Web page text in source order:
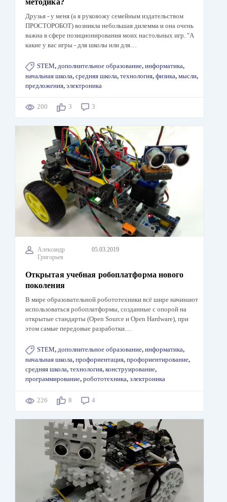
методика?
Друзья - у меня (а я руковожу семейным издательством
ПРОСТОРОБОТ) возникла небольшая дилемма и она очень
важна в сфере позиционирования моих настольных игр. "А
какие у вас игры - для школы или для…
STEM, дополнительное образование, информатика,
начальная школа, средняя школа, технология, физика, мысли,
предложения, электроника
200 3 3
Александр
Григорьев
05.03.2019
Открытая учебная робоплатформа нового
поколения
В мире образовательной робототехники всё шире начинают
использоваться робоплатформы, созданные с опорой на
открытые стандарты (Open Source и Open Hardware), при
этом самые передовые разработки…
STEM, дополнительное образование, информатика,
начальная школа, профориентация, профориентирование,
средняя школа, технология, конструирование,
программирование, робототехника, электроника
226 8 4